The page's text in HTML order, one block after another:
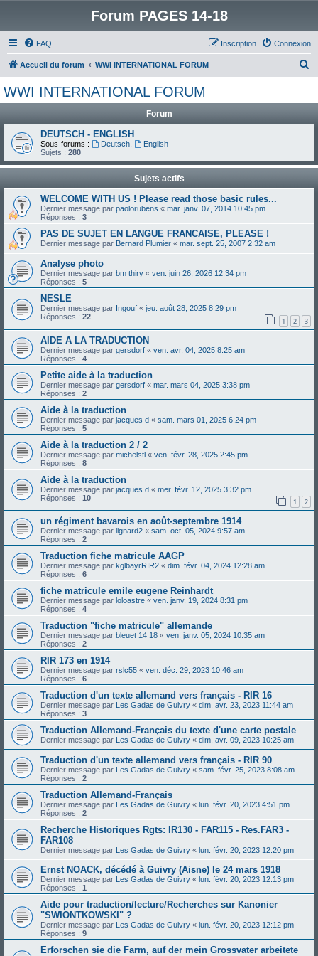
Forum PAGES 14-18
FAQ Connexion
Inscription
Accueil du forum WWI INTERNATIONAL FORUM
c
WWI INTERNATIONAL FORUM
Forum
DEUTSCH - ENGLISH
Sous-forums : Deutsch,
English
Sujets : 280
Sujets actifs
WELCOME WITH US ! Please read those basic rules...
Dernier message par paolorubens « mar. janv. 07, 2014 10:45 pm
Réponses : 3
PAS DE SUJET EN LANGUE FRANCAISE, PLEASE !
Dernier message par Bernard Plumier « mar. sept. 25, 2007 2:32 am
Analyse photo
Dernier message par bm thiry « ven. juin 26, 2026 12:34 pm
Réponses : 5
NESLE
Dernier message par Ingouf « jeu. août 28, 2025 8:29 pm
Réponses : 22 1 2 3
AIDE A LA TRADUCTION
Dernier message par gersdorf « ven. avr. 04, 2025 8:25 am
Réponses : 4
Petite aide à la traduction
Dernier message par gersdorf « mar. mars 04, 2025 3:38 pm
Réponses : 2
Aide à la traduction
Dernier message par jacques d « sam. mars 01, 2025 6:24 pm
Réponses : 5
Aide à la traduction 2 / 2
Dernier message par michelstl « ven. févr. 28, 2025 2:45 pm
Réponses : 8
Aide à la traduction
Dernier message par jacques d « mer. févr. 12, 2025 3:32 pm
Réponses : 10 1 2
un régiment bavarois en août-septembre 1914
Dernier message par lignard2 « sam. oct. 05, 2024 9:57 am
Réponses : 2
Traduction fiche matricule AAGP
Dernier message par kglbayrRIR2 « dim. févr. 04, 2024 12:28 am
Réponses : 6
fiche matricule emile eugene Reinhardt
Dernier message par loloastre « ven. janv. 19, 2024 8:31 pm
Réponses : 4
Traduction "fiche matricule" allemande
Dernier message par bleuet 14 18 « ven. janv. 05, 2024 10:35 am
Réponses : 2
RIR 173 en 1914
Dernier message par rslc55 « ven. déc. 29, 2023 10:46 am
Réponses : 6
Traduction d'un texte allemand vers français - RIR 16
Dernier message par Les Gadas de Guivry « dim. avr. 23, 2023 11:44 am
Réponses : 3
Traduction Allemand-Français du texte d'une carte postale
Dernier message par Les Gadas de Guivry « dim. avr. 09, 2023 10:25 am
Traduction d'un texte allemand vers français - RIR 90
Dernier message par Les Gadas de Guivry « sam. févr. 25, 2023 8:08 am
Réponses : 2
Traduction Allemand-Français
Dernier message par Les Gadas de Guivry « lun. févr. 20, 2023 4:51 pm
Réponses : 2
Recherche Historiques Rgts: IR130 - FAR115 - Res.FAR3 -
FAR108
Dernier message par Les Gadas de Guivry « lun. févr. 20, 2023 12:20 pm
Ernst NOACK, décédé à Guivry (Aisne) le 24 mars 1918
Dernier message par Les Gadas de Guivry « lun. févr. 20, 2023 12:13 pm
Réponses : 1
Aide pour traduction/lecture/Recherches sur Kanonier
"SWIONTKOWSKI" ?
Dernier message par Les Gadas de Guivry « lun. févr. 20, 2023 12:12 pm
Réponses : 9
Erforschen sie die Farm, auf der mein Grossvater arbeitete